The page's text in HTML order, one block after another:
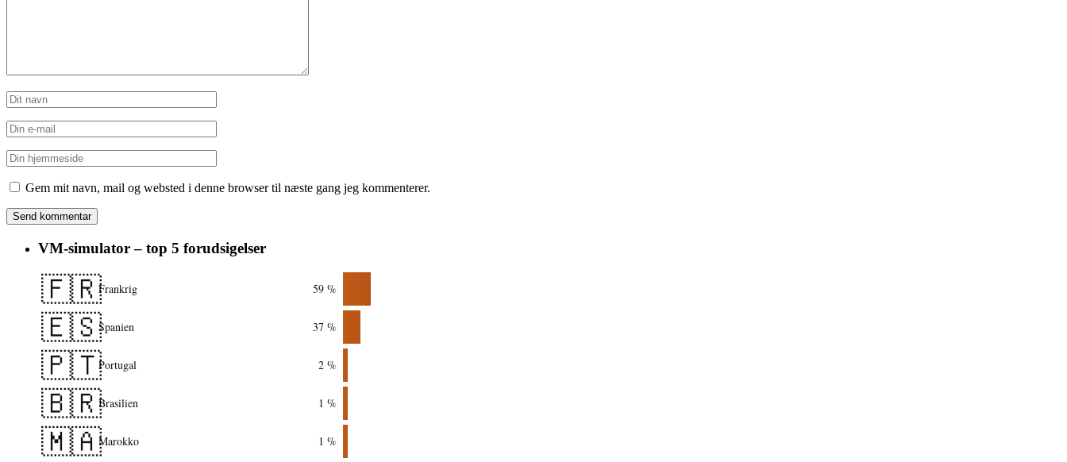
Gem mit navn, mail og websted i denne browser til næste gang jeg kommenterer.
VM-simulator – top 5 forudsigelser
🇫🇷Frankrig 59 %
🇪🇸Spanien 37 %
🇵🇹Portugal 2 %
🇧🇷Brasilien 1 %
🇲🇦Marokko 1 %